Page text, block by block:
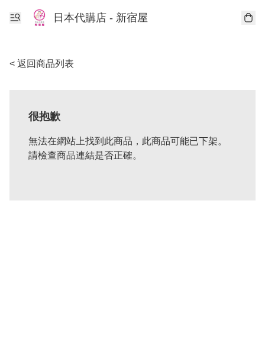
日本代購店 - 新宿屋
< 返回商品列表
很抱歉
無法在網站上找到此商品，此商品可能已下架。
請檢查商品連結是否正確。